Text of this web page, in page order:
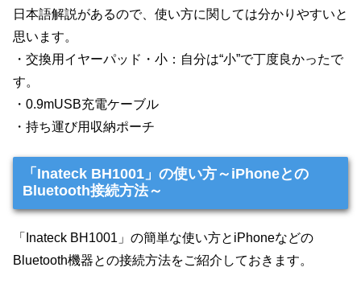
日本語解説があるので、使い方に関しては分かりやすいと
思います。
・交換用イヤーパッド・小：自分は“小”で丁度良かったで
す。
・0.9mUSB充電ケーブル
・持ち運び用収納ポーチ
「Inateck BH1001」の使い方～iPhoneとの
Bluetooth接続方法～
「Inateck BH1001」の簡単な使い方とiPhoneなどの
Bluetooth機器との接続方法をご紹介しておきます。